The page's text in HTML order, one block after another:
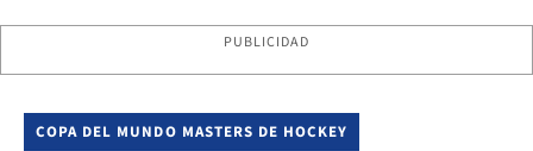
PUBLICIDAD
COPA DEL MUNDO MASTERS DE HOCKEY